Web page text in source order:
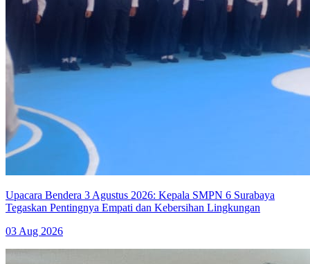
Upacara Bendera 3 Agustus 2026: Kepala SMPN 6 Surabaya
Tegaskan Pentingnya Empati dan Kebersihan Lingkungan
03 Aug 2026